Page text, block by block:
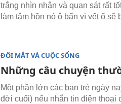
trắng nhìn nhận và quan sát rất
làm tâm hồn nó ô bẩn vì vết ố sẽ
ĐÔI MẮT VÀ CUỘC SỐNG
Những câu chuyện
Một phần lớn các bạn trẻ ngày
đời cuối) nếu nhắn tin điện thoại